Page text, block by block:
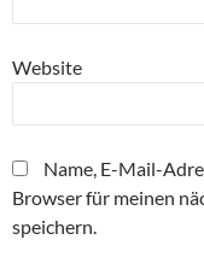
Website
Name, E-Mail-
Browser für meinen
speichern.